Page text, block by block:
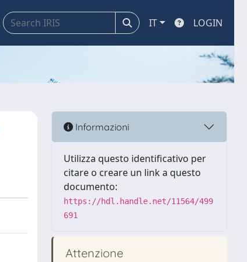
IT LOGIN
Informazioni
Utilizza questo identificativo per
citare o creare un link a questo
documento:
https://hdl.handle.net/11564/499
691
Attenzione